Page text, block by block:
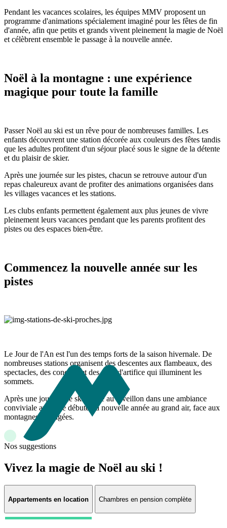
Pendant les vacances scolaires, les équipes MMV proposent un
programme d'animations spécialement imaginé pour les fêtes de fin
d'année, afin que petits et grands vivent pleinement la magie de Noël
et célèbrent ensemble le passage à la nouvelle année.
Noël à la montagne : une expérience
magique pour toute la famille
Passer Noël au ski est un rêve pour de nombreuses familles. Les
enfants découvrent une station décorée aux couleurs des fêtes tandis
que les adultes profitent d'un séjour placé sous le signe de la détente
et du plaisir de skier.
Après une journée sur les pistes, chacun se retrouve autour d'un
repas chaleureux avant de profiter des animations organisées dans
les villages vacances et les stations.
Les clubs enfants permettent également aux plus jeunes de vivre
pleinement leurs vacances pendant que les parents profitent des
pistes ou des espaces bien-être.
Commencez la nouvelle année sur les
pistes
Le Jour de l'An est l'un des temps forts de la saison hivernale. De
nombreuses stations organisent des descentes aux flambeaux, des
spectacles, des concerts et des feux d'artifice qui illuminent les
sommets.
Après une journée de ski, place au réveillon dans une ambiance
conviviale avant de débuter la nouvelle année au grand air, face aux
montagnes enneigées.
Nos suggestions
Vivez la magie de Noël au ski !
Appartements en location Chambres en pension complète